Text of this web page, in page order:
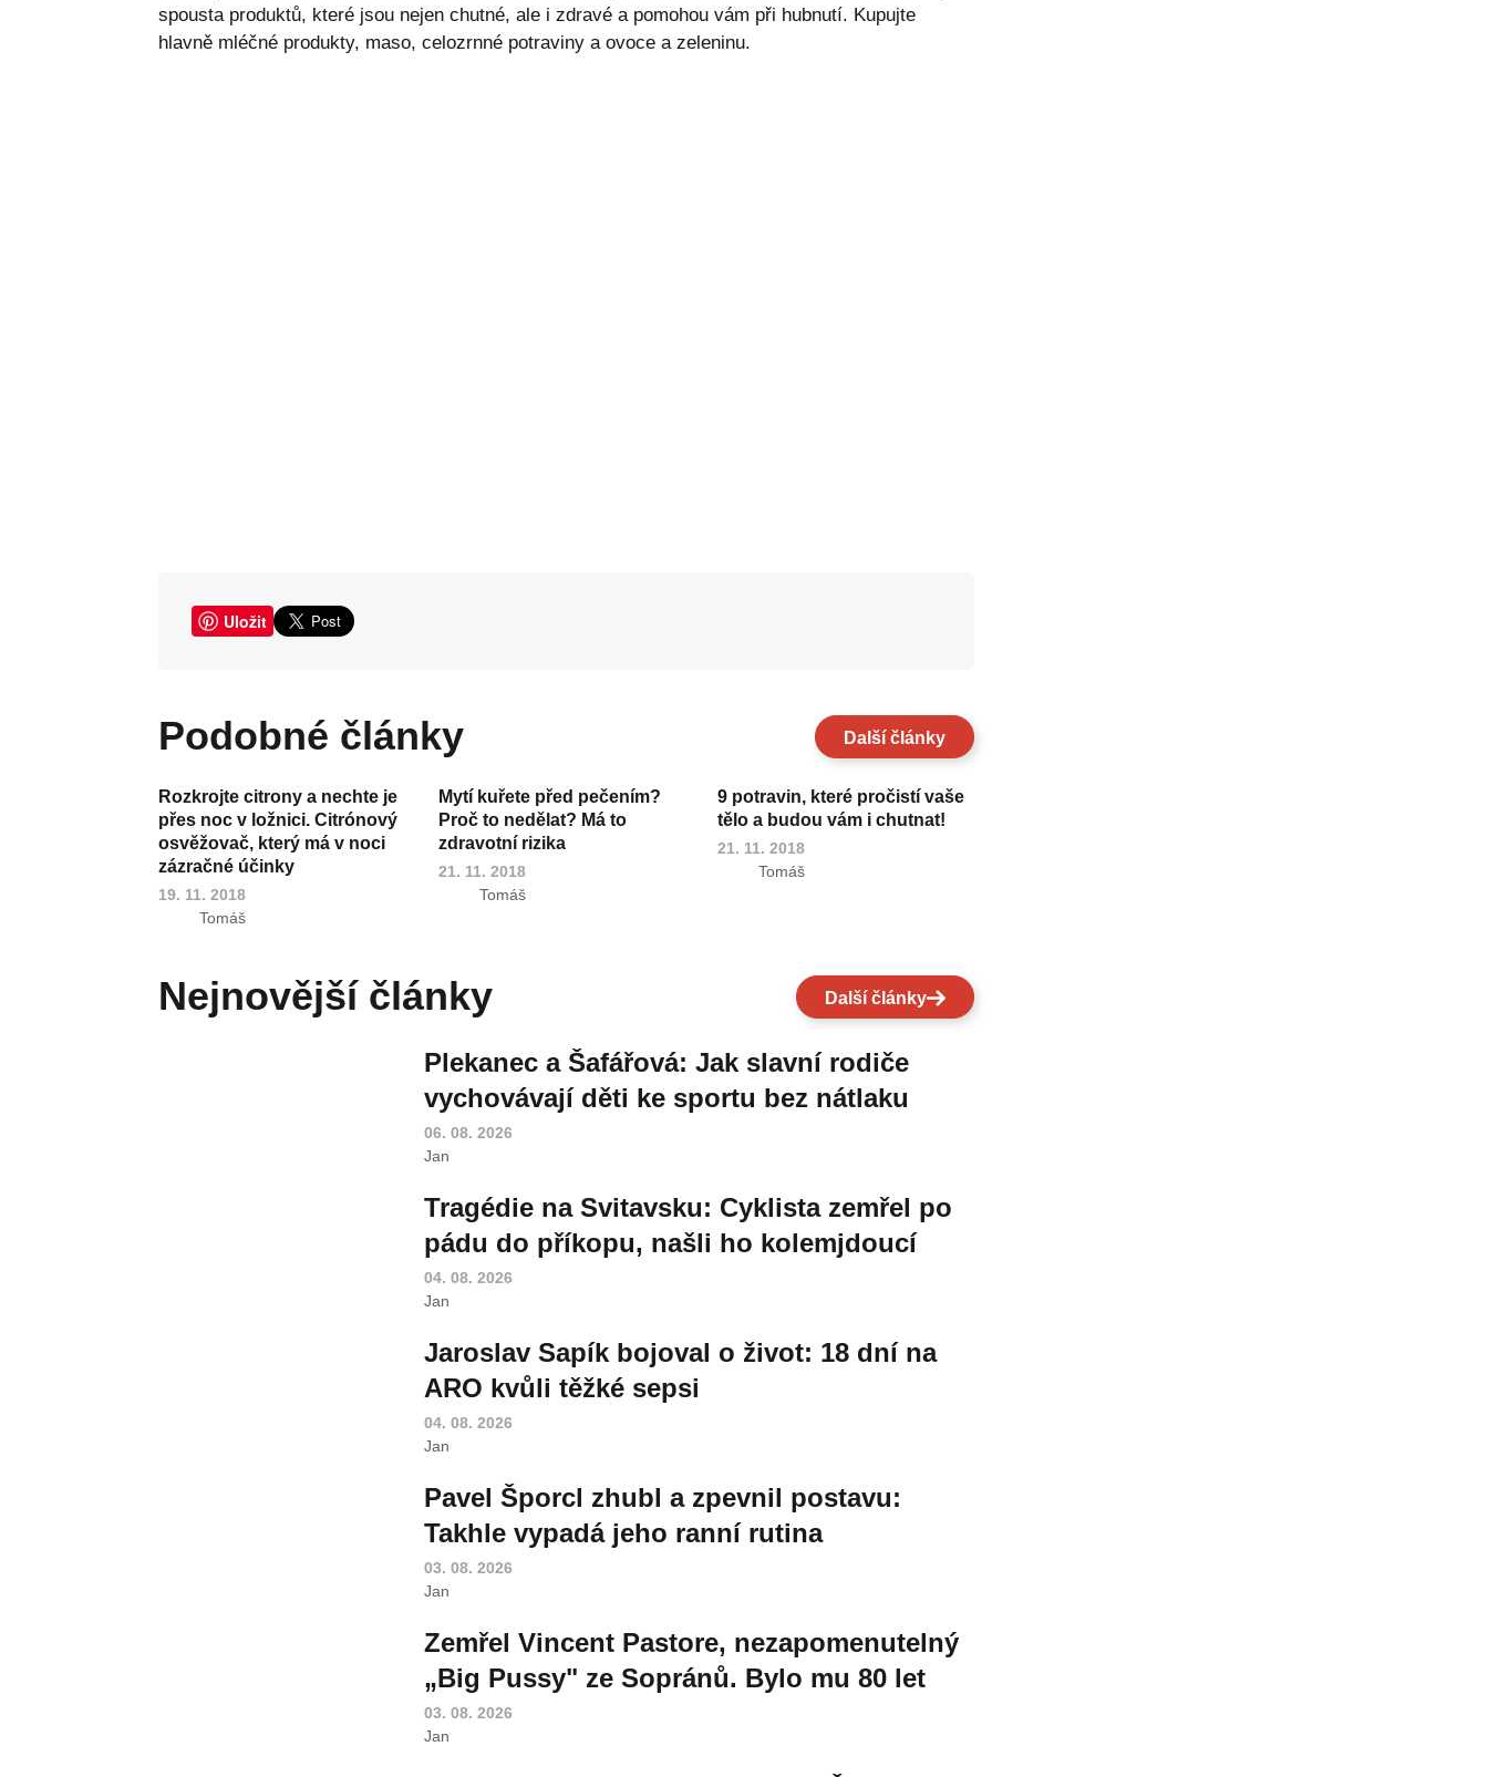
spousta produktů, které jsou nejen chutné, ale i zdravé a pomohou vám při hubnutí. Kupujte
hlavně mléčné produkty, maso, celozrnné potraviny a ovoce a zeleninu.
Uložit
Podobné články Další články
Rozkrojte citrony a nechte je
přes noc v ložnici. Citrónový
osvěžovač, který má v noci
zázračné účinky
19. 11. 2018
Tomáš
Mytí kuřete před pečením?
Proč to nedělat? Má to
zdravotní rizika
21. 11. 2018
Tomáš
9 potravin, které pročistí vaše
tělo a budou vám i chutnat!
21. 11. 2018
Tomáš
Nejnovější články Další články
Plekanec a Šafářová: Jak slavní rodiče
vychovávají děti ke sportu bez nátlaku
06. 08. 2026
Jan
Tragédie na Svitavsku: Cyklista zemřel po
pádu do příkopu, našli ho kolemjdoucí
04. 08. 2026
Jan
Jaroslav Sapík bojoval o život: 18 dní na
ARO kvůli těžké sepsi
04. 08. 2026
Jan
Pavel Šporcl zhubl a zpevnil postavu:
Takhle vypadá jeho ranní rutina
03. 08. 2026
Jan
Zemřel Vincent Pastore, nezapomenutelný
„Big Pussy" ze Sopránů. Bylo mu 80 let
03. 08. 2026
Jan